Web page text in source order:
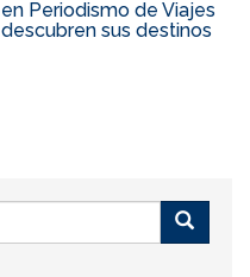
en Periodismo de Viajes
descubren sus destinos